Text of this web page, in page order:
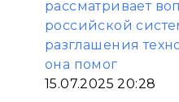
рассматривает
российской
разглашения
она помог
15.07.2025 20:28